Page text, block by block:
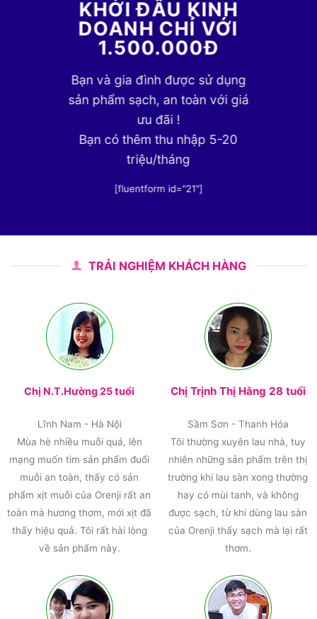
KHỞI ĐẦU KINH
DOANH CHỈ VỚI
1.500.000Đ
Bạn và gia đình được sử dụng
sản phẩm sạch, an toàn với giá
ưu đãi !
Bạn có thêm thu nhập 5-20
triệu/tháng
[fluentform id="21"]
TRẢI NGHIỆM KHÁCH HÀNG
Chị N.T.Hường 25 tuổi
Lĩnh Nam - Hà Nội
Mùa hè nhiều muỗi quá, lên
mạng muốn tìm sản phẩm đuổi
muỗi an toàn, thấy có sản
phẩm xịt muỗi của Orenji rất an
toàn mà hương thơm, mới xịt đã
thấy hiệu quả. Tôi rất hài lòng
về sản phẩm này.
Chị Trịnh Thị Hằng 28 tuổi
Sầm Sơn - Thanh Hóa
Tôi thường xuyên lau nhà, tuy
nhiên những sản phẩm trên thị
trường khi lau sàn xong thường
hay có mùi tanh, và không
được sạch, từ khi dùng lau sàn
của Orenji thấy sạch mà lại rất
thơm.